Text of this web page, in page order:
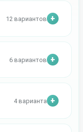
12 вариантов
6 вариантов
4 варианта